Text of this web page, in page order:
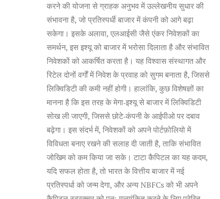
करने की योजना से ग्राहक अनुभव में उल्लेखनीय सुधार की
संभावना है, जो प्रतिस्पर्धी बाजार में कंपनी को आगे बढ़ा
सकेगा। इसके अलावा, एलआईसी जैसे एंकर निवेशकों का
समर्थन, इस इश्यू को बाजार में भरोसा दिलाता है और संभावित
निवेशकों को आकर्षित करता है। यह विश्वास संस्थागत और
रिटेल दोनों वर्गों में निवेश के प्रवाह को सुगम बनाता है, जिससे
लिक्विडिटी की कमी नहीं होगी। हालांकि, कुछ विशेषज्ञों का
मानना है कि इस तरह के मेगा‑इश्यू से बाजार में लिक्विडिटी
सोख ली जाएगी, जिससे छोटे‑कंपनी के आईपीओ पर दबाव
बढ़ेगा। इस संदर्भ में, निवेशकों को अपने पोर्टफ़ोलियो में
विविधता बनाए रखने की सलाह दी जाती है, ताकि संभावित
जोखिम को कम किया जा सके। टाटा कैपिटल का यह कदम,
यदि सफल होता है, तो भारत के वित्तीय बाजार में नई
प्रतिस्पर्धा को जन्म देगा, और अन्य NBFCs को भी अपने